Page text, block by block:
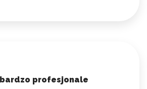
profesjonale